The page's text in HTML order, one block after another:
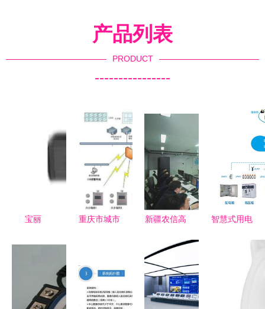
产品列表
PRODUCT
----------------
宝丽
价与产品总
重庆市城市
牢安全防
线，智慧引
新疆农信高
务“双十一”
安全系统监
控服务全面
智慧式用电
能用电安全
新生态